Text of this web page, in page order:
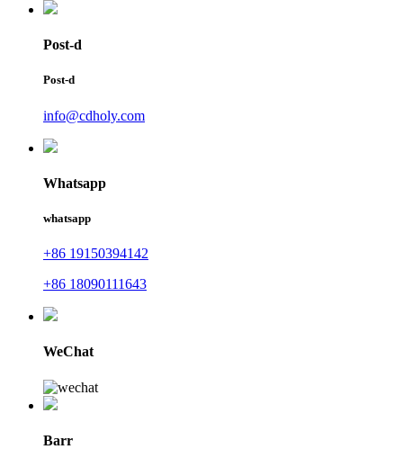
Post-d
Post-d
info@cdholy.com
Whatsapp
whatsapp
+86 19150394142
+86 18090111643
WeChat
Barr